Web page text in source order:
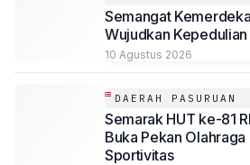
Semangat
Wujudkan
10 Agustus 2026
DAERAH PASURUAN
Semarak HUT ke-81
Buka Pekan
Sportivitas